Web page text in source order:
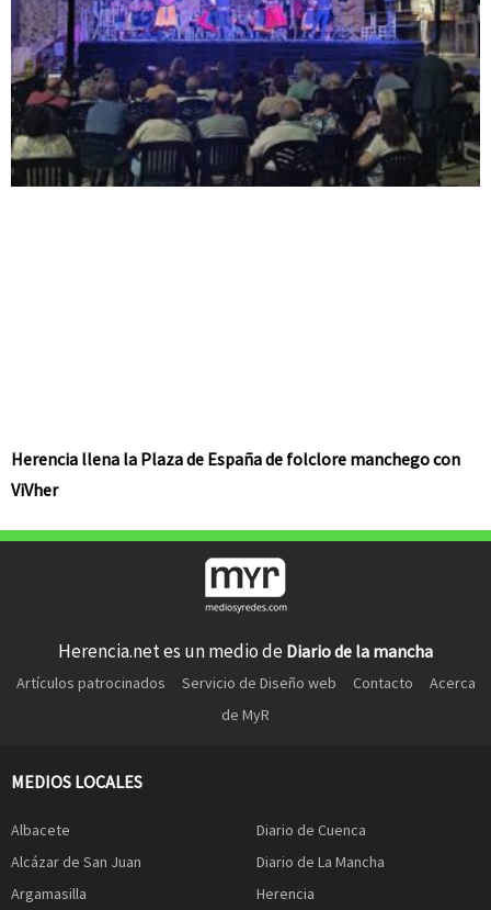
Herencia llena la Plaza de España de folclore manchego con
ViVher
Herencia.net es un medio de Diario de la mancha
Artículos patrocinados Servicio de Diseño web Contacto
Acerca
de MyR
MEDIOS LOCALES
Albacete
Alcázar de San Juan
Argamasilla
Diario de Cuenca
Diario de La Mancha
Herencia